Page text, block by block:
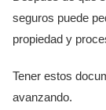
seguros puede
propiedad y
Tener estos
avanzando.